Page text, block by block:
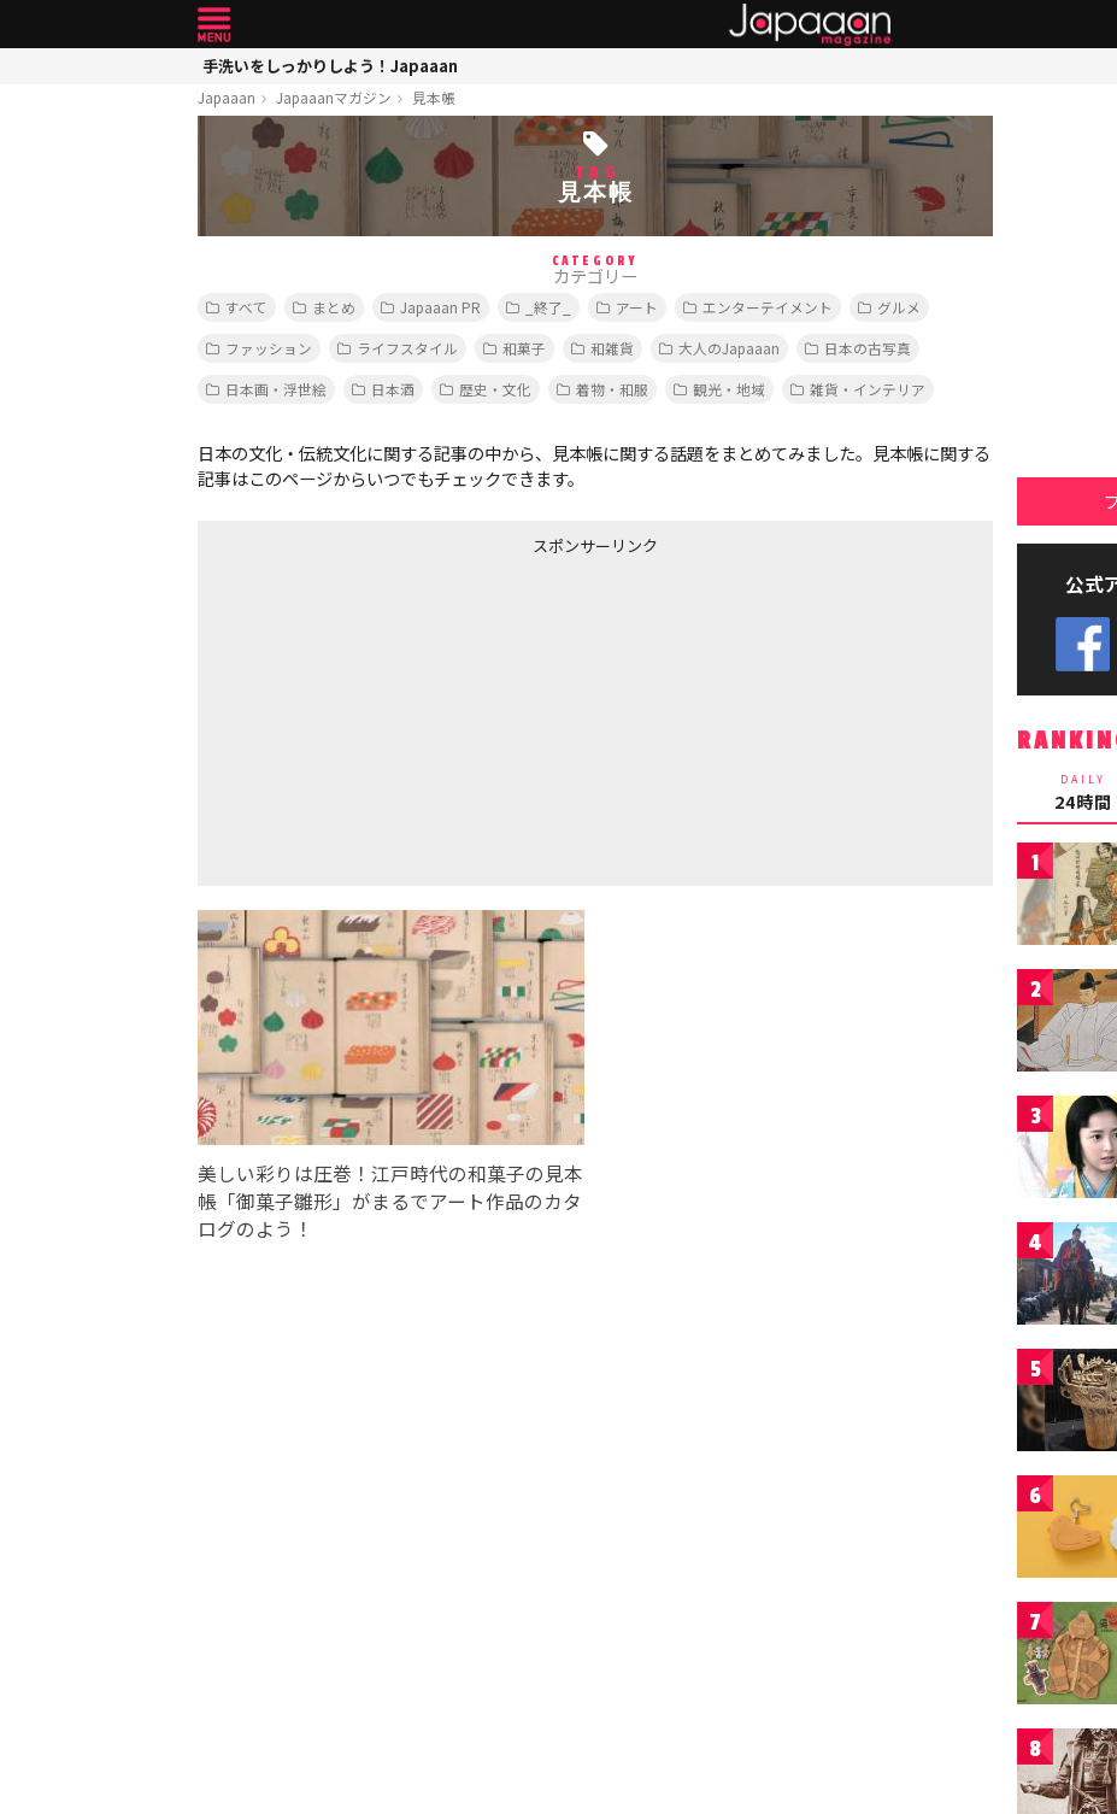
手洗いをしっかりしよう！Japaaan
Japaaan Japaaanマガジン 見本帳
TAG
見本帳
CATEGORY
カテゴリー
すべて まとめ Japaaan PR _終了_ アート エンターテイメント
グルメ
ファッション
ライフスタイル 和菓子 和雑貨 大人のJapaaan
日本の古写真
日本画・浮世絵
日本酒 歴史・文化 着物・和服 観光・地域 雑貨・インテリア
日本の文化・伝統文化に関する記事の中から、見本帳に関する話題をまとめてみました。見本帳に関する
記事はこのページからいつでもチェックできます。
スポンサーリンク
美しい彩りは圧巻！江戸時代の和菓子の見本
帳「御菓子雛形」がまるでアート作品のカタ
ログのよう！
公式
DAILY
24時間
1
2
3
4
5
6
7
8